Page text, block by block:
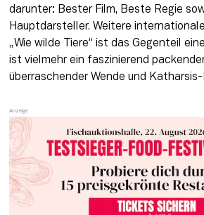
darunter: Bester Film, Beste Regie
Hauptdarsteller. Weitere
„Wie wilde Tiere“ ist das Gegenteil
ist vielmehr ein faszinierend
überraschender Wende und